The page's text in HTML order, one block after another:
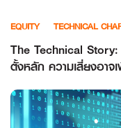
content
EQUITY TECHNICAL
The Technical
ตั้งหลัก ความเสี่ยงอาจ